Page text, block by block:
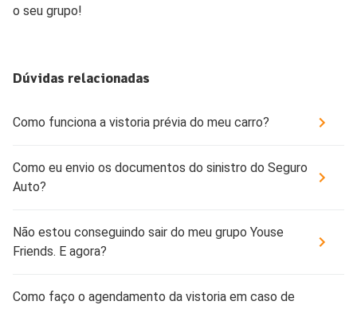
o seu grupo!
Dúvidas relacionadas
Como funciona a vistoria prévia do meu carro?
Como eu envio os documentos do sinistro do Seguro
Auto?
Não estou conseguindo sair do meu grupo Youse
Friends. E agora?
Como faço o agendamento da vistoria em caso de